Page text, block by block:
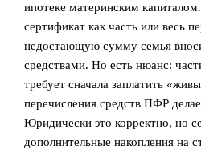
ипотеке материнским
сертификат как часть или весь
недостающую сумму семья
средствами. Но есть нюанс:
требует сначала заплатить
перечисления средств ПФР
Юридически это корректно, но
дополнительные накопления на